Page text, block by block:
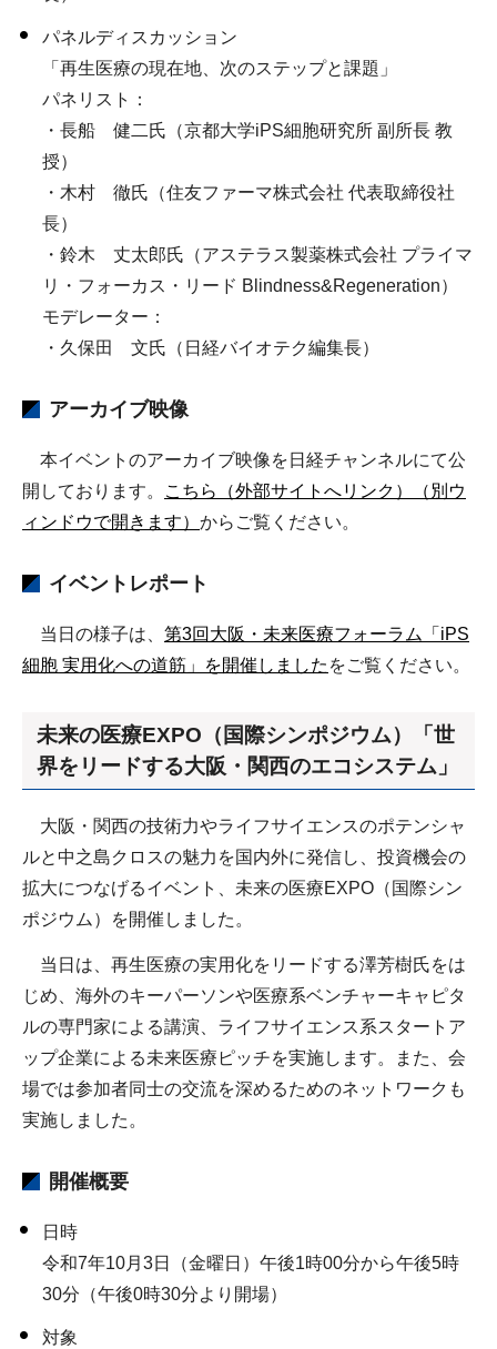
パネルディスカッション
「再生医療の現在地、次のステップと課題」
パネリスト：
・長船 健二氏（京都大学iPS細胞研究所 副所長 教
授）
・木村 徹氏（住友ファーマ株式会社 代表取締役社
長）
・鈴木 丈太郎氏（アステラス製薬株式会社 プライマ
リ・フォーカス・リード Blindness&Regeneration）
モデレーター：
・久保田 文氏（日経バイオテク編集長）
アーカイブ映像
本イベントのアーカイブ映像を日経チャンネルにて公
開しております。
こちら（外部サイトへリンク）（別ウ
ィンドウで開きます） からご覧ください。
イベントレポート
当日の様子は、 第3回大阪・未来医療フォーラム「iPS
細胞 実用化への道筋」を開催しました をご覧ください。
未来の医療EXPO（国際シンポジウム）「世
界をリードする大阪・関西のエコシステム」
大阪・関西の技術力やライフサイエンスのポテンシャ
ルと中之島クロスの魅力を国内外に発信し、投資機会の
拡大につなげるイベント、未来の医療EXPO（国際シン
ポジウム）を開催しました。
当日は、再生医療の実用化をリードする澤芳樹氏をは
じめ、海外のキーパーソンや医療系ベンチャーキャピタ
ルの専門家による講演、ライフサイエンス系スタートア
ップ企業による未来医療ピッチを実施します。また、会
場では参加者同士の交流を深めるためのネットワークも
実施しました。
開催概要
日時
令和7年10月3日（金曜日）午後1時00分から午後5時
30分（午後0時30分より開場）
対象